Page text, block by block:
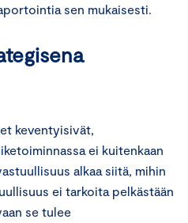
sen mukaisesti.
keventyisivät,
ei kuitenkaan
alkaa siitä, mihin
ei tarkoita pelkästään
se tulee